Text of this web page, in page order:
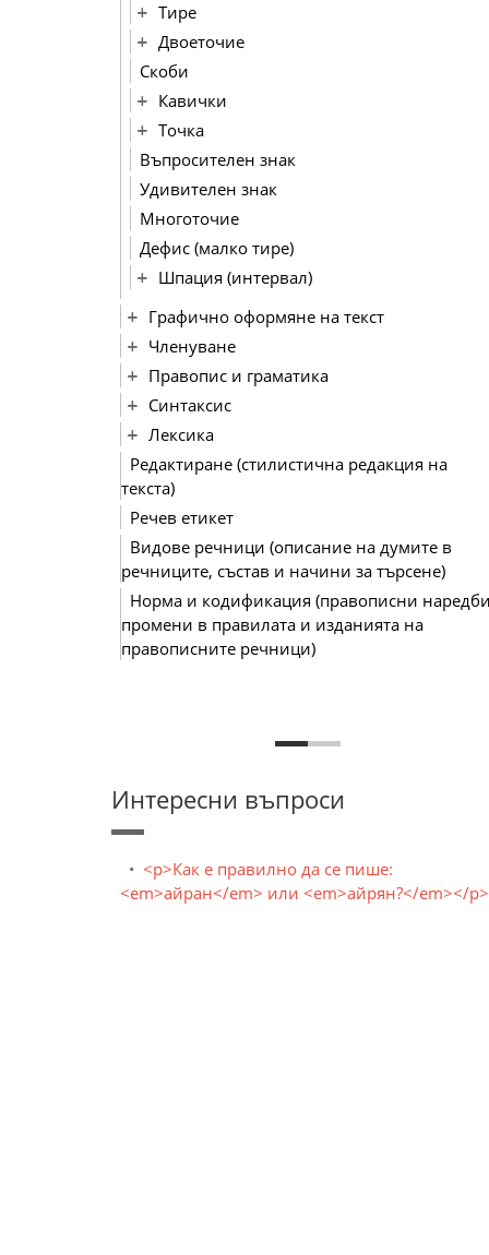
Тире
Двоеточие
Скоби
Кавички
Точка
Въпросителен знак
Удивителен знак
Многоточие
Дефис (малко тире)
Шпация (интервал)
Графично оформяне на текст
Членуване
Правопис и граматика
Синтаксис
Лексика
Редактиране (стилистична редакция на
текста)
Речев етикет
Видове речници (описание на думите в
речниците, състав и начини за търсене)
Норма и кодификация (правописни
промени в правилата и изданията на
правописните речници)
Интересни въпроси
<p>Как е правилно да се пише:
<em>айран</em> или <em>айрян?</em></p>